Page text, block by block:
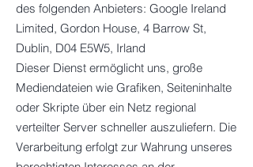
des folgenden Anbieters: Google Ireland
Limited, Gordon House, 4 Barrow St,
Dublin, D04 E5W5, Irland
Dieser Dienst ermöglicht uns, große
Mediendateien wie Grafiken, Seiteninhalte
oder Skripte über ein Netz regional
verteilter Server schneller auszuliefern. Die
Verarbeitung erfolgt zur Wahrung unseres